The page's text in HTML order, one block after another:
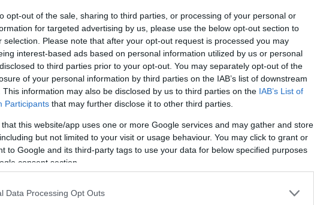
opt-out of the sale, sharing to third parties, or processing of your personal or
for targeted advertising by us, please use the below opt-out section to
selection. Please note that after your opt-out request is processed you may
interest-based ads based on personal information utilized by us or personal
to third parties prior to your opt-out. You may separately opt-out of the
of your personal information by third parties on the IAB’s list of downstream
This information may also be disclosed by us to third parties on the IAB’s List of
Participants that may further disclose it to other third parties.
that this website/app uses one or more Google services and may gather and store
but not limited to your visit or usage behaviour. You may click to grant or
to Google and its third-party tags to use your data for below specified purposes
consent section.
Data Processing Opt Outs